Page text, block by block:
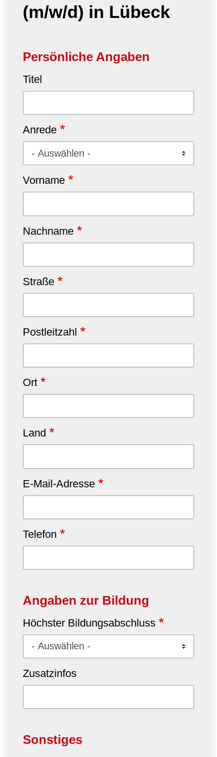
(m/w/d) in Lübeck
Persönliche Angaben
Titel
Anrede
Vorname
Nachname
Straße
Postleitzahl
Ort
Land
E-Mail-Adresse
Telefon
Angaben zur Bildung
Höchster Bildungsabschluss
Zusatzinfos
Sonstiges